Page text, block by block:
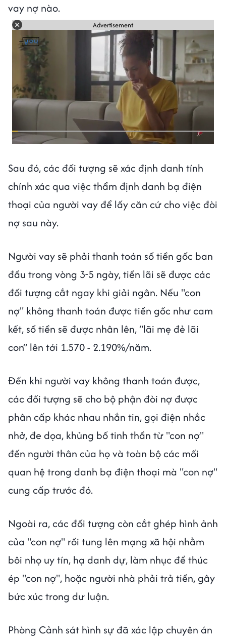
vay nợ nào.
Advertisement
Sau đó, các đối tượng sẽ xác định danh tính
chính xác qua việc thẩm định danh bạ điện
thoại của người vay để lấy căn cứ cho việc đòi
nợ sau này.
Người vay sẽ phải thanh toán số tiền gốc ban
đầu trong vòng 3-5 ngày, tiền lãi sẽ được các
đối tượng cắt ngay khi giải ngân. Nếu "con
nợ" không thanh toán được tiền gốc như cam
kết, số tiền sẽ được nhân lên, “lãi mẹ đẻ lãi
con” lên tới 1.570 - 2.190%/năm.
Đến khi người vay không thanh toán được,
các đối tượng sẽ cho bộ phận đòi nợ được
phân cấp khác nhau nhắn tin, gọi điện nhắc
nhở, đe dọa, khủng bố tinh thần từ "con nợ"
đến người thân của họ và toàn bộ các mối
quan hệ trong danh bạ điện thoại mà "con nợ"
cung cấp trước đó.
Ngoài ra, các đối tượng còn cắt ghép hình ảnh
của "con nợ" rồi tung lên mạng xã hội nhằm
bôi nhọ uy tín, hạ danh dự, làm nhục để thúc
ép "con nợ", hoặc người nhà phải trả tiền, gây
bức xúc trong dư luận.
Phòng Cảnh sát hình sự đã xác lập chuyên án